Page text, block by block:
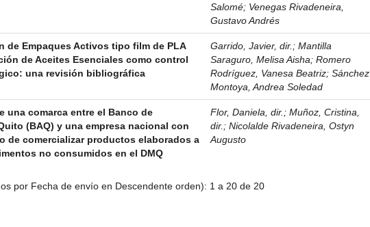
Salomé; Venegas Rivadeneira,
Gustavo Andrés
de Empaques Activos tipo film de PLA
de Aceites Esenciales como control
una revisión bibliográfica
Garrido, Javier, dir. ;Mantilla
Saraguro, Melisa Aisha;Romero
Rodríguez, Vanesa Beatriz;Sánchez
Montoya, Andrea Soledad
una comarca entre el Banco de
(BAQ) y una empresa nacional con
de comercializar productos elaborados a
no consumidos en el DMQ
Flor, Daniela, dir. ;Muñoz, Cristina,
dir. ;Nicolalde Rivadeneira, Ostyn
Augusto
por Fecha de envío en Descendente orden): 1 a 20 de 20